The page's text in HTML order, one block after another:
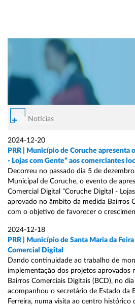
Notícias
2024-12-20
PRR | Município de Coruche apresenta
- Lojas com Gente” aos comerciantes
Decorreu no passado dia 5 de
Municipal de Coruche, o evento de
Comercial Digital “Coruche Digital -
aprovado no âmbito da medida Bairros
com o objetivo de favorecer o
2024-12-18
PRR | Município de Santa Maria da
Comercial Digital
Dando continuidade ao trabalho de
implementação dos projetos aprovados
Bairros Comerciais Digitais (BCD), no
acompanhou o secretário de Estado da
Ferreira, numa visita ao centro histórico